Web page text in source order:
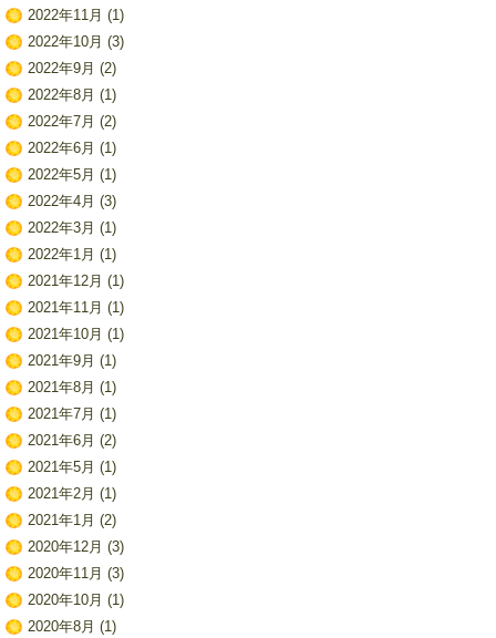
2022年11月 (1)
2022年10月 (3)
2022年9月 (2)
2022年8月 (1)
2022年7月 (2)
2022年6月 (1)
2022年5月 (1)
2022年4月 (3)
2022年3月 (1)
2022年1月 (1)
2021年12月 (1)
2021年11月 (1)
2021年10月 (1)
2021年9月 (1)
2021年8月 (1)
2021年7月 (1)
2021年6月 (2)
2021年5月 (1)
2021年2月 (1)
2021年1月 (2)
2020年12月 (3)
2020年11月 (3)
2020年10月 (1)
2020年8月 (1)